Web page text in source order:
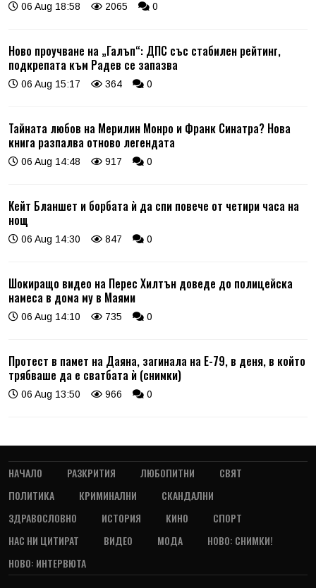
06 Aug 18:58 2065 0
Ново проучване на „Галъп“: ДПС със стабилен рейтинг,
подкрепата към Радев се запазва
06 Aug 15:17 364 0
Тайната любов на Мерилин Монро и Франк Синатра? Нова
книга разпалва отново легендата
06 Aug 14:48 917 0
Кейт Бланшет и борбата ѝ да спи повече от четири часа на
нощ
06 Aug 14:30 847 0
Шокиращо видео на Перес Хилтън доведе до полицейска
намеса в дома му в Маями
06 Aug 14:10 735 0
Протест в памет на Даяна, загинала на Е-79, в деня, в който
трябваше да е сватбата ѝ (снимки)
06 Aug 13:50 966 0
НАЧАЛО РАЗКРИТИЯ ЛЮБОПИТНИ
СВЯТ
ПОЛИТИКА
КРИМИНАЛНИ
СКАНДАЛНИ
ЗДРАВОСЛОВНО
ИСТОРИЯ КИНО
СПОРТ
НАС НИ ЦИТИРАТ
ВИДЕО МОДА
НОВО: СНИМКИ!
НОВО: ИНТЕРВЮТА